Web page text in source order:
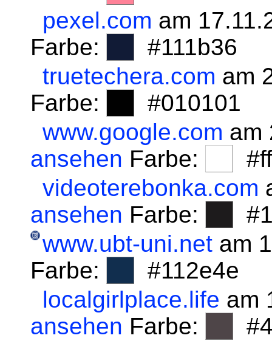
pexel.com am
Farbe:
#111b36
truetechera.com am
Farbe:
#010101
www.google.com am
ansehen Farbe:
videoterebonka.com
ansehen Farbe:
www.ubt-uni.net am
Farbe:
#112e4e
localgirlplace.life am
ansehen Farbe: